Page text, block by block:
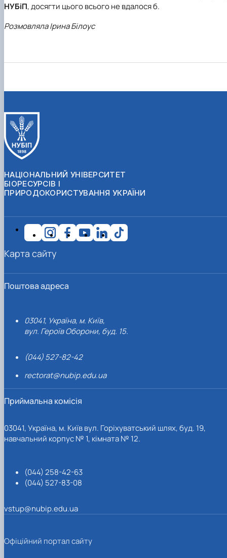
НУБіП, досягти цього всього не вдалося б.
Розмовляла Ірина Білоус
НАЦІОНАЛЬНИЙ УНІВЕРСИТЕТ
БІОРЕСУРСІВ І
ПРИРОДОКОРИСТУВАННЯ УКРАЇНИ
Поштова адреса
03041, Україна, м. Київ,
вул. Героїв Оборони, буд. 15.
(044) 527-82-42
rectorat@nubip.edu.ua
Приймальна комісія
03041, Україна, м. Київ вул. Горіхуватський шлях, буд. 19,
навчальний корпус № 1, кімната № 12.
(044) 258-42-63
(044) 527-83-08
vstup@nubip.edu.ua
Карта сайту
Офіційний портал сайту